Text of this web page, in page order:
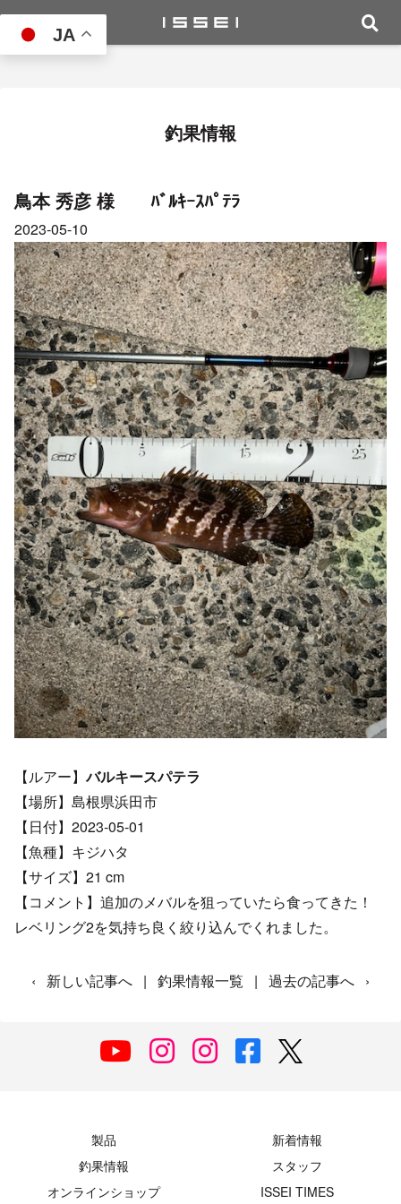
JA
釣果情報
鳥本 秀彦 様 ﾊﾞﾙｷｰｽﾊﾟﾃﾗ
2023-05-10
【ルアー】バルキースパテラ
【場所】島根県浜田市
【日付】2023-05-01
【魚種】キジハタ
【サイズ】21 cm
【コメント】追加のメバルを狙っていたら食ってきた！
レベリング2を気持ち良く絞り込んでくれました。
‹ 新しい記事へ | 釣果情報一覧 | 過去の記事へ ›
製品
新着情報
釣果情報
スタッフ
オンラインショップ
ISSEI TIMES